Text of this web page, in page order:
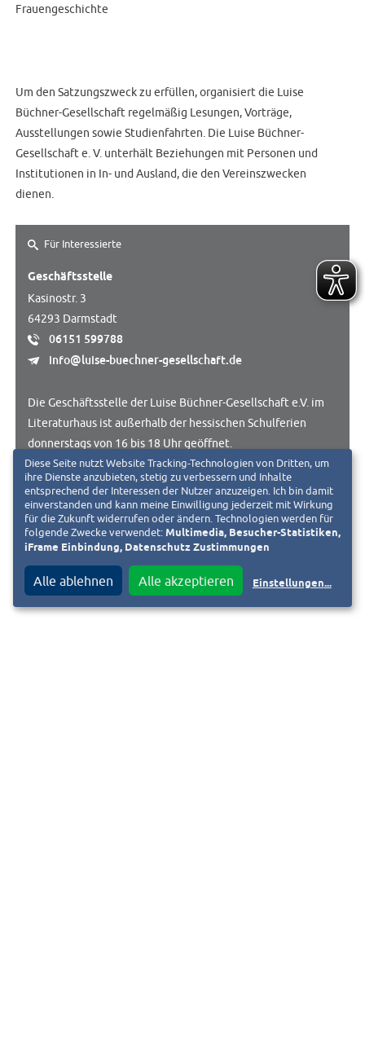
Frauengeschichte
Um den Satzungszweck zu erfüllen, organisiert die Luise
Büchner-Gesellschaft regelmäßig Lesungen, Vorträge,
Ausstellungen sowie Studienfahrten. Die Luise Büchner-
Gesellschaft e. V. unterhält Beziehungen mit Personen und
Institutionen in In- und Ausland, die den Vereinszwecken
dienen.
Für Interessierte
Geschäftsstelle
Kasinostr. 3
64293 Darmstadt
06151 599788
info@luise-buechner-gesellschaft.de
Die Geschäftsstelle der Luise Büchner-Gesellschaft e.V. im
Literaturhaus ist außerhalb der hessischen Schulferien
donnerstags von 16 bis 18 Uhr geöffnet.
ZUR WEBSEITE
Ansprechpartner:
Diese Seite nutzt Website Tracking-Technologien von Dritten, um
ihre Dienste anzubieten, stetig zu verbessern und Inhalte
entsprechend der Interessen der Nutzer anzuzeigen. Ich bin damit
einverstanden und kann meine Einwilligung jederzeit mit Wirkung
für die Zukunft widerrufen oder ändern. Technologien werden für
folgende Zwecke verwendet: Multimedia, Besucher-Statistiken,
iFrame Einbindung, Datenschutz Zustimmungen
Alle ablehnen Alle akzeptieren Einstellungen...